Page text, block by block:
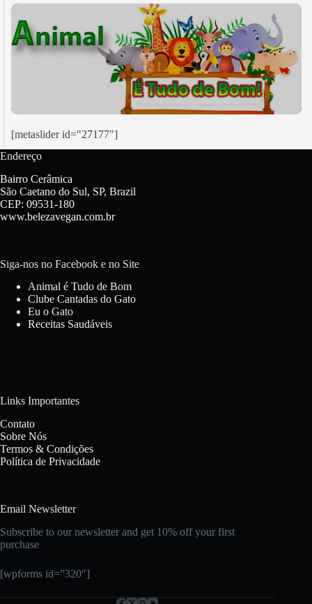
[metaslider id="27177"]
Endereço
Bairro Cerâmica
São Caetano do Sul, SP, Brazil
CEP: 09531-180
www.belezavegan.com.br
Siga-nos no Facebook e no Site
Animal é Tudo de Bom
Clube Cantadas do Gato
Eu o Gato
Receitas Saudáveis
Links Importantes
Contato
Sobre Nós
Termos & Condições
Política de Privacidade
Email Newsletter
Subscribe to our newsletter and get 10% off your first
purchase
[wpforms id=”320″]